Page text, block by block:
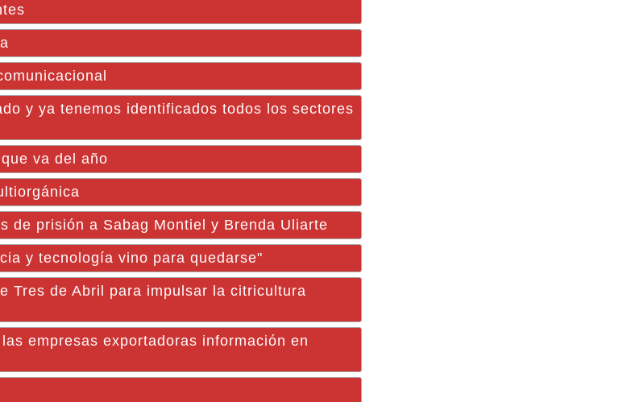
y ya tenemos identificados todos los sectores
va del año
de prisión a Sabag Montiel y Brenda Uliarte
y tecnología vino para quedarse"
Tres de Abril para impulsar la citricultura
empresas exportadoras información en